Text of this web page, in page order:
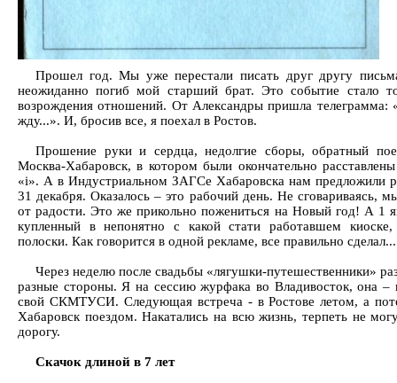
Прошел год. Мы уже перестали писать друг другу
неожиданно погиб мой старший брат. Это событие стало
возрождения отношений. От Александры пришла телеграмма:
жду...». И, бросив все, я поехал в Ростов.
Прошение руки и сердца, недолгие сборы, обратный
Москва-Хабаровск, в котором были окончательно
«i». А в Индустриальном ЗАГСе Хабаровска нам предложили
31 декабря. Оказалось – это рабочий день. Не сговариваясь,
от радости. Это же прикольно пожениться на Новый год! А 1
купленный в непонятно с какой стати работавшем киоске,
полоски. Как говорится в одной рекламе, все правильно сделал...
Через неделю после свадьбы «лягушки-путешественники»
разные стороны. Я на сессию журфака во Владивосток, она –
свой СКМТУСИ. Следующая встреча - в Ростове летом, а
Хабаровск поездом. Накатались на всю жизнь, терпеть не
дорогу.
Скачок длиной в 7 лет